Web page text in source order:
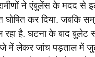
ने एंबुलेंस के मदद से
कर दिया. जबकि
है. घटना के बाद बुलेट
में लेकर जांच पड़ताल में